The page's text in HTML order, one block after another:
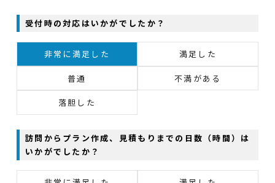
受付時の対応はいかがでしたか？
非常に満足した 満足した
普通 不満がある
落胆した
訪問からプラン作成、見積もりまでの日数（時間）は
いかがでしたか？